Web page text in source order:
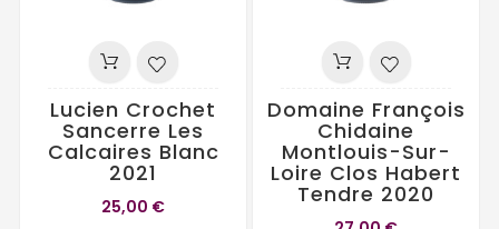
Lucien Crochet
Sancerre Les
Calcaires Blanc
2021
25,00 €
Domaine François
Chidaine
Montlouis-Sur-
Loire Clos Habert
Tendre 2020